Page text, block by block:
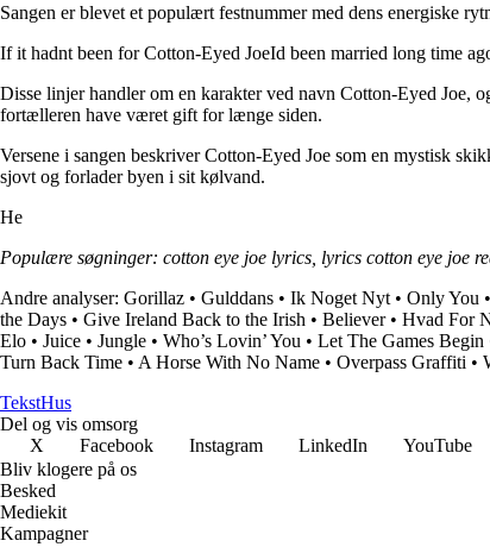
Sangen er blevet et populært festnummer med dens energiske
If it hadnt been for Cotton-Eyed JoeId been married long time
Disse linjer handler om en karakter ved navn Cotton-Eyed Joe,
fortælleren have været gift for længe siden.
Versene i sangen beskriver Cotton-Eyed Joe som en mystisk
sjovt og forlader byen i sit kølvand.
He
Populære søgninger: cotton eye joe lyrics, lyrics cotton eye joe
Andre analyser: Gorillaz • Gulddans • Ik Noget Nyt • Only You •
the Days • Give Ireland Back to the Irish • Believer• Hvad For
Elo • Juice • Jungle • Who’s Lovin’ You • Let The Games Begin
Turn Back Time • A Horse With No Name • Overpass Graffiti •
TekstHus
Del og vis omsorg
X
Facebook Instagram LinkedIn YouTube
Bliv klogere på os
Besked
Mediekit
Kampagner